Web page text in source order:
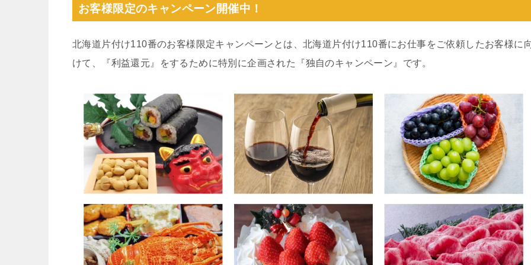
お客様限定のキャンペーン開催中！
北海道片付け110番のお客様限定キャンペーンとは、北海道片付け110番にお仕事をご依頼したお客様に
けて、『利益還元』をするために特別に企画された『独自のキャンペーン』です。